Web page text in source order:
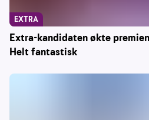
Extra-kandidaten økte
Helt fantastisk
EXTRA